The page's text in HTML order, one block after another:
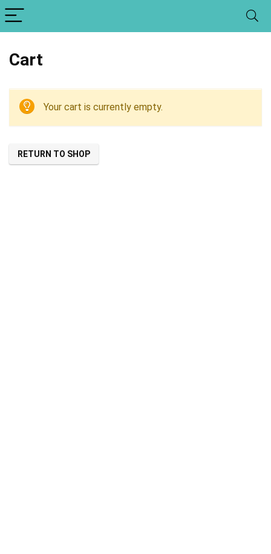
Cart
Your cart is currently empty.
RETURN TO SHOP